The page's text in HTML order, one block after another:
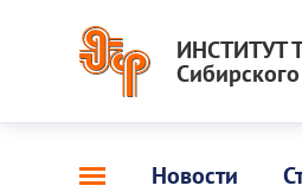
ИНСТИТУТ
Новости